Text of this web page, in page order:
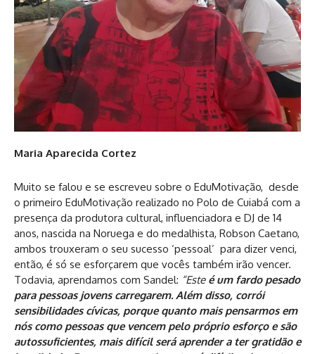
Maria Aparecida Cortez
Muito se falou e se escreveu sobre o EduMotivação, desde
o primeiro EduMotivação realizado no Polo de Cuiabá com a
presença da produtora cultural, influenciadora e DJ de 14
anos, nascida na Noruega e do medalhista, Robson Caetano,
ambos trouxeram o seu sucesso ‘pessoal’ para dizer venci,
então, é só se esforçarem que vocês também irão vencer.
Todavia, aprendamos com Sandel: “Esteé um fardo pesado
para pessoas jovens carregarem. Além disso, corrói
sensibilidades cívicas, porque quanto mais pensarmos em
nós como pessoas que vencem pelo próprio esforço e são
autossuficientes, mais difícil será aprender a ter gratidão e